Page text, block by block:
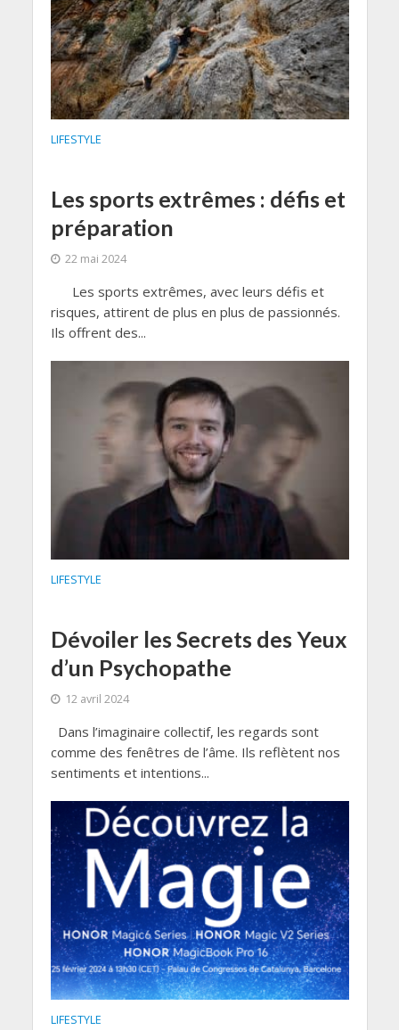
LIFESTYLE
Les sports extrêmes : défis et
préparation
22 mai 2024
Les sports extrêmes, avec leurs défis et
risques, attirent de plus en plus de passionnés.
Ils offrent des...
LIFESTYLE
Dévoiler les Secrets des Yeux
d’un Psychopathe
12 avril 2024
Dans l’imaginaire collectif, les regards sont
comme des fenêtres de l’âme. Ils reflètent nos
sentiments et intentions...
LIFESTYLE